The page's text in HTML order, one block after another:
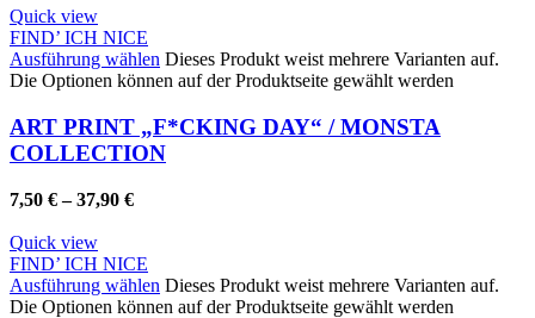
Quick view
FIND’ ICH NICE
Ausführung wählen Dieses Produkt weist mehrere Varianten auf.
Die Optionen können auf der Produktseite gewählt werden
ART PRINT „F*CKING DAY“ / MONSTA
COLLECTION
7,50 €–37,90 €
Quick view
FIND’ ICH NICE
Ausführung wählen Dieses Produkt weist mehrere Varianten auf.
Die Optionen können auf der Produktseite gewählt werden